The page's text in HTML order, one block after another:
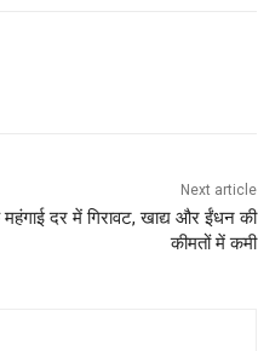
Next article
दर में गिरावट, खाद्य और ईंधन की
कीमतों में कमी